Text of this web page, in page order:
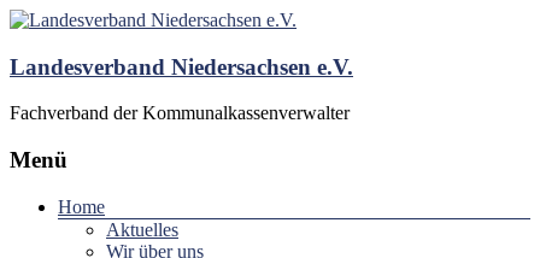
Landesverband Niedersachsen e.V.
Fachverband der Kommunalkassenverwalter
Menü
Home
Aktuelles
Wir über uns